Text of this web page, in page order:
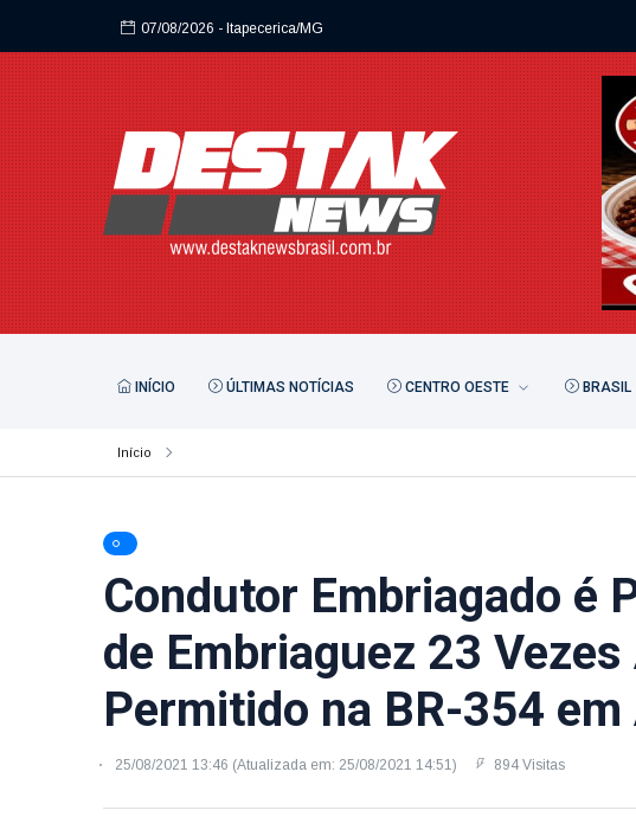
07/08/2026
- Itapecerica/MG
07/08/2026- Itapecerica/MG
INÍCIO ÚLTIMAS NOTÍCIAS CENTRO OESTE BRASIL
Início
Condutor Embriagado é
de Embriaguez 23
Permitido na BR-354
25/08/2021 13:46 (Atualizada em: 25/08/2021 14:51) 894 Visitas